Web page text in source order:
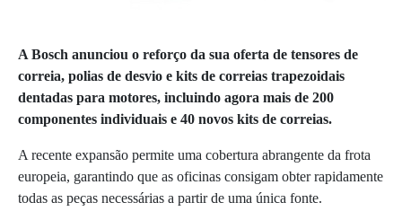
A Bosch anunciou o reforço da sua oferta de tensores de
correia, polias de desvio e kits de correias trapezoidais
dentadas para motores, incluindo agora mais de 200
componentes individuais e 40 novos kits de correias.
A recente expansão permite uma cobertura abrangente da frota
europeia, garantindo que as oficinas consigam obter rapidamente
todas as peças necessárias a partir de uma única fonte.